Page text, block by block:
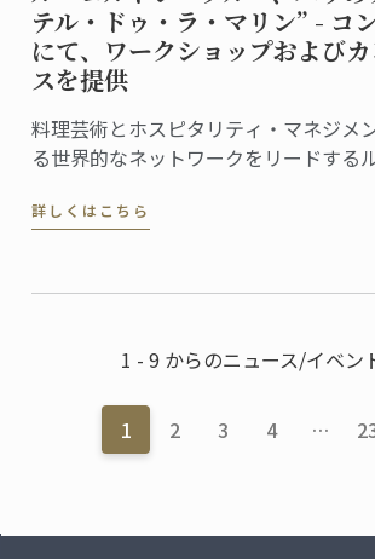
テル・ドゥ・ラ・マリン” - コ
にて、ワークショップおよび
スを提供
料理芸術とホスピタリティ・マネジメ
る世界的なネットワークをリードする
des Monuments Nationaux, CMN）よ
詳しくはこちら
1 - 9 からのニュース/イベン
1 2 3 4 …